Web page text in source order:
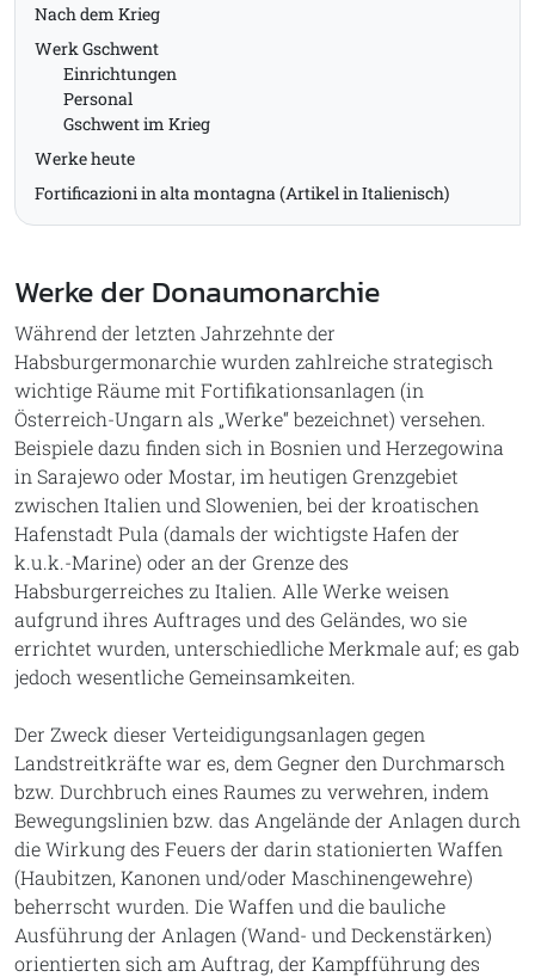
Nach dem Krieg
Werk Gschwent
Einrichtungen
Personal
Gschwent im Krieg
Werke heute
Fortificazioni in alta montagna (Artikel in Italienisch)
Werke der Donaumonarchie
Während der letzten Jahrzehnte der
Habsburgermonarchie wurden zahlreiche strategisch
wichtige Räume mit Fortifikationsanlagen (in
Österreich-Ungarn als „Werke“ bezeichnet) versehen.
Beispiele dazu finden sich in Bosnien und Herzegowina
in Sarajewo oder Mostar, im heutigen Grenzgebiet
zwischen Italien und Slowenien, bei der kroatischen
Hafenstadt Pula (damals der wichtigste Hafen der
k.u.k.-Marine) oder an der Grenze des
Habsburgerreiches zu Italien. Alle Werke weisen
aufgrund ihres Auftrages und des Geländes, wo sie
errichtet wurden, unterschiedliche Merkmale auf; es gab
jedoch wesentliche Gemeinsamkeiten.
Der Zweck dieser Verteidigungsanlagen gegen
Landstreitkräfte war es, dem Gegner den Durchmarsch
bzw. Durchbruch eines Raumes zu verwehren, indem
Bewegungslinien bzw. das Angelände der Anlagen durch
die Wirkung des Feuers der darin stationierten Waffen
(Haubitzen, Kanonen und/oder Maschinengewehre)
beherrscht wurden. Die Waffen und die bauliche
Ausführung der Anlagen (Wand- und Deckenstärken)
orientierten sich am Auftrag, der Kampfführung des